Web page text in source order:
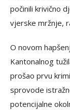
počinili krivično
vjerske mržnje,
O novom
Kantonalnog
prošao prvu
sprovode
potencijalne